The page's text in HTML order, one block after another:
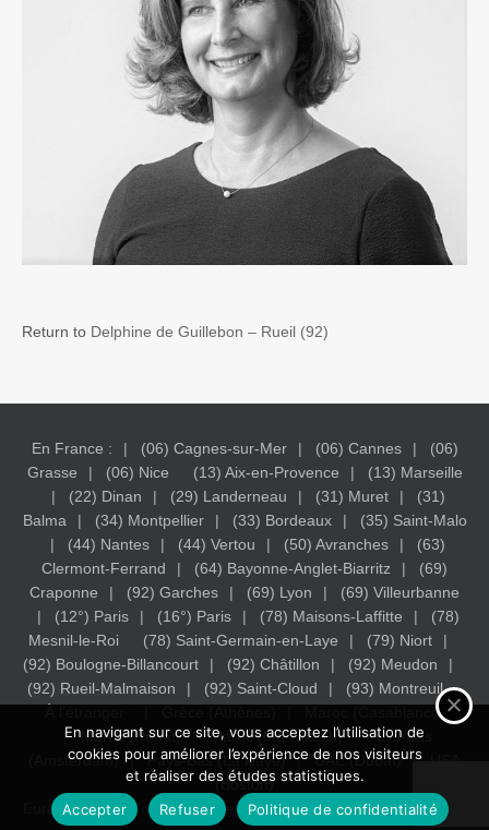
Return to Delphine de Guillebon – Rueil (92)
En France : (06) Cagnes-sur-Mer (06) Cannes
(06)
Grasse
(06) Nice (13) Aix-en-Provence
(13) Marseille
(22) Dinan
(29) Landerneau (31) Muret
(31)
Balma
(34) Montpellier (33) Bordeaux
(35) Saint-Malo
(44) Nantes
(44) Vertou (50) Avranches
(63)
Clermont-Ferrand
(64) Bayonne-Anglet-Biarritz
(69)
Craponne
(92) Garches (69) Lyon
(69) Villeurbanne
(12°) Paris
(16°) Paris (78) Maisons-Laffitte
(78)
Mesnil-le-Roi
(78) Saint-Germain-en-Laye
(79) Niort
(92) Boulogne-Billancourt
(92) Châtillon
(92) Meudon
(92) Rueil-Malmaison
(92) Saint-Cloud
(93) Montreuil
Maroc (Casablanca)
Maroc (Rabat)
Maroc (Marrakech)
Pays-Bas
(Amsterdam)
Pays-Bas (La Haye) UAE (Dubaï)
(Boston)
Eureka Study - Conseil en orientation Scolaire.Mentions légales
En navigant sur ce site, vous acceptez l’utilisation de
cookies pour améliorer l’expérience de nos visiteurs
et réaliser des études statistiques.
Accepter
Refuser Politique de confidentialité